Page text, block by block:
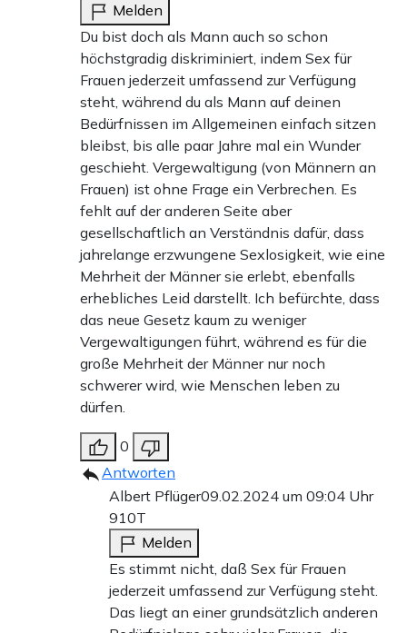
Melden
Du bist doch als Mann auch so schon
höchstgradig diskriminiert, indem Sex für
Frauen jederzeit umfassend zur Verfügung
steht, während du als Mann auf deinen
Bedürfnissen im Allgemeinen einfach sitzen
bleibst, bis alle paar Jahre mal ein Wunder
geschieht. Vergewaltigung (von Männern an
Frauen) ist ohne Frage ein Verbrechen. Es
fehlt auf der anderen Seite aber
gesellschaftlich an Verständnis dafür, dass
jahrelange erzwungene Sexlosigkeit, wie eine
Mehrheit der Männer sie erlebt, ebenfalls
erhebliches Leid darstellt. Ich befürchte, dass
das neue Gesetz kaum zu weniger
Vergewaltigungen führt, während es für die
große Mehrheit der Männer nur noch
schwerer wird, wie Menschen leben zu
dürfen.
0
Antworten
Albert Pflüger09.02.2024 um 09:04 Uhr
910T
Melden
Es stimmt nicht, daß Sex für Frauen
jederzeit umfassend zur Verfügung steht.
Das liegt an einer grundsätzlich anderen